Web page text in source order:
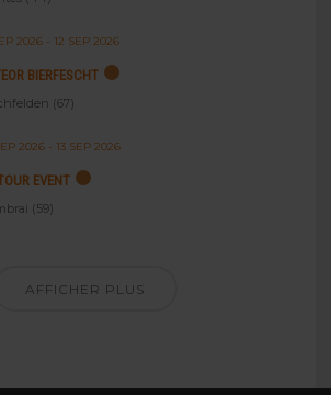
2026- 12 SEP 2026
BIERFESCHT
(67)
2026- 13 SEP 2026
EVENT
(59)
AFFICHER PLUS